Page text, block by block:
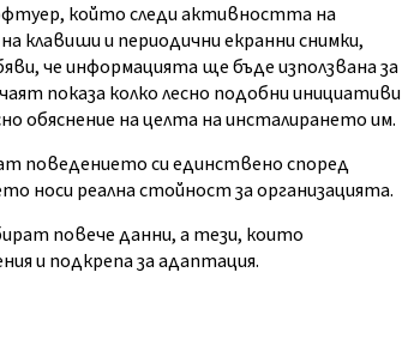
който следи активността на
клавиши и периодични екранни снимки,
че информацията ще бъде използвана за
показа колко лесно подобни инициативи
обяснение на целта на инсталирането им.
поведението си единствено според
носи реална стойност за организацията.
повече данни, а тези, които
и подкрепа за адаптация.